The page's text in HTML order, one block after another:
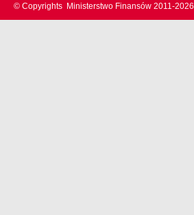
© Copyrights Ministerstwo Finansów 2011-2026